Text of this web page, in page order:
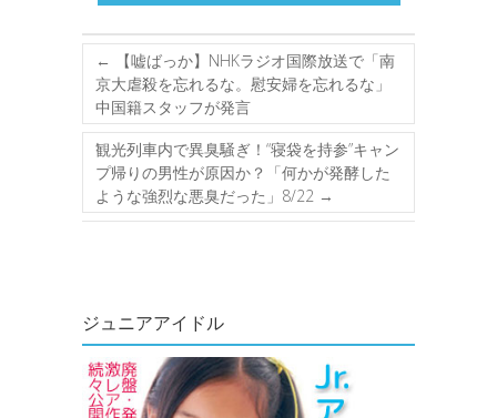
←
【嘘ばっか】NHKラジオ国際放送で「南
京大虐殺を忘れるな。慰安婦を忘れるな」
中国籍スタッフが発言
観光列車内で異臭騒ぎ！“寝袋を持参”キャン
プ帰りの男性が原因か？「何かが発酵した
ような強烈な悪臭だった」8/22 →
ジュニアアイドル